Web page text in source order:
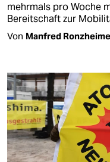
mehrmals pro Woche
Bereitschaft zur
Von Manfred